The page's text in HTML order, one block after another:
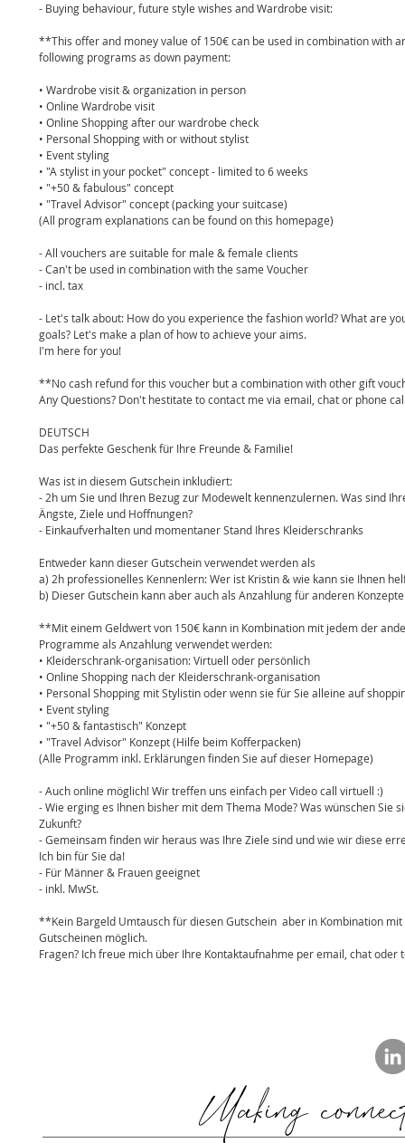
- Buying behaviour, future style wishes and Wardrobe visit:
**This offer and money value of 150€ can be used in combination with
following programs as down payment:
• Wardrobe visit & organization in person
• Online Wardrobe visit
• Online Shopping after our wardrobe check
• Personal Shopping with or without stylist
• Event styling
• "A stylist in your pocket" concept - limited to 6 weeks
• "+50 & fabulous" concept
• "Travel Advisor" concept (packing your suitcase)
(All program explanations can be found on this homepage)
- All vouchers are suitable for male & female clients
- Can't be used in combination with the same Voucher
- incl. tax
- Let's talk about: How do you experience the fashion world? What are
goals? Let's make a plan of how to achieve your aims.
I'm here for you!
**No cash refund for this voucher but a combination with other gift
Any Questions? Don't hestitate to contact me via email, chat or phone
DEUTSCH
Das perfekte Geschenk für Ihre Freunde & Familie!
Was ist in diesem Gutschein inkludiert:
- 2h um Sie und Ihren Bezug zur Modewelt kennenzulernen. Was sind
Ängste, Ziele und Hoffnungen?
- Einkaufverhalten und momentaner Stand Ihres Kleiderschranks
Entweder kann dieser Gutschein verwendet werden als
a) 2h professionelles Kennenlern: Wer ist Kristin & wie kann sie Ihnen
b) Dieser Gutschein kann aber auch als Anzahlung für anderen
**Mit einem Geldwert von 150€ kann in Kombination mit jedem der
Programme als Anzahlung verwendet werden:
• Kleiderschrank-organisation: Virtuell oder persönlich
• Online Shopping nach der Kleiderschrank-organisation
• Personal Shopping mit Stylistin oder wenn sie für Sie alleine auf
• Event styling
• "+50 & fantastisch" Konzept
• "Travel Advisor" Konzept (Hilfe beim Kofferpacken)
(Alle Programm inkl. Erklärungen finden Sie auf dieser Homepage)
- Auch online möglich! Wir treffen uns einfach per Video call virtuell :)
- Wie erging es Ihnen bisher mit dem Thema Mode? Was wünschen Sie
Zukunft?
- Gemeinsam finden wir heraus was Ihre Ziele sind und wie wir diese
Ich bin für Sie da!
- Für Männer & Frauen geeignet
- inkl. MwSt.
**Kein Bargeld Umtausch für diesen Gutschein  aber in Kombination
Gutscheinen möglich.
Fragen? Ich freue mich über Ihre Kontaktaufnahme per email, chat oder
Making